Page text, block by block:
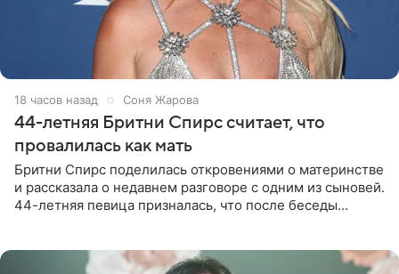
18 часов назад Соня Жарова
44-летняя Бритни Спирс считает, что
провалилась как мать
Бритни Спирс поделилась откровениями о материнстве
и рассказала о недавнем разговоре с одним из сыновей.
44-летняя певица призналась, что после беседы